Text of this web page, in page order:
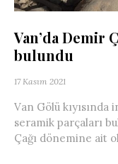
Van’da Demir
bulundu
17 Kasım 2021
Van Gölü
seramik parçaları
Çağı dönemine ait